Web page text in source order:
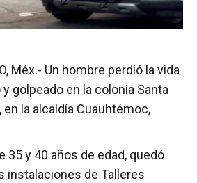
Méx.- Un hombre perdió la vida
golpeado en la colonia Santa
la alcaldía Cuauhtémoc,
35 y 40 años de edad, quedó
instalaciones de Talleres